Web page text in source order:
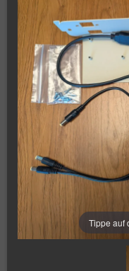
Tippe auf